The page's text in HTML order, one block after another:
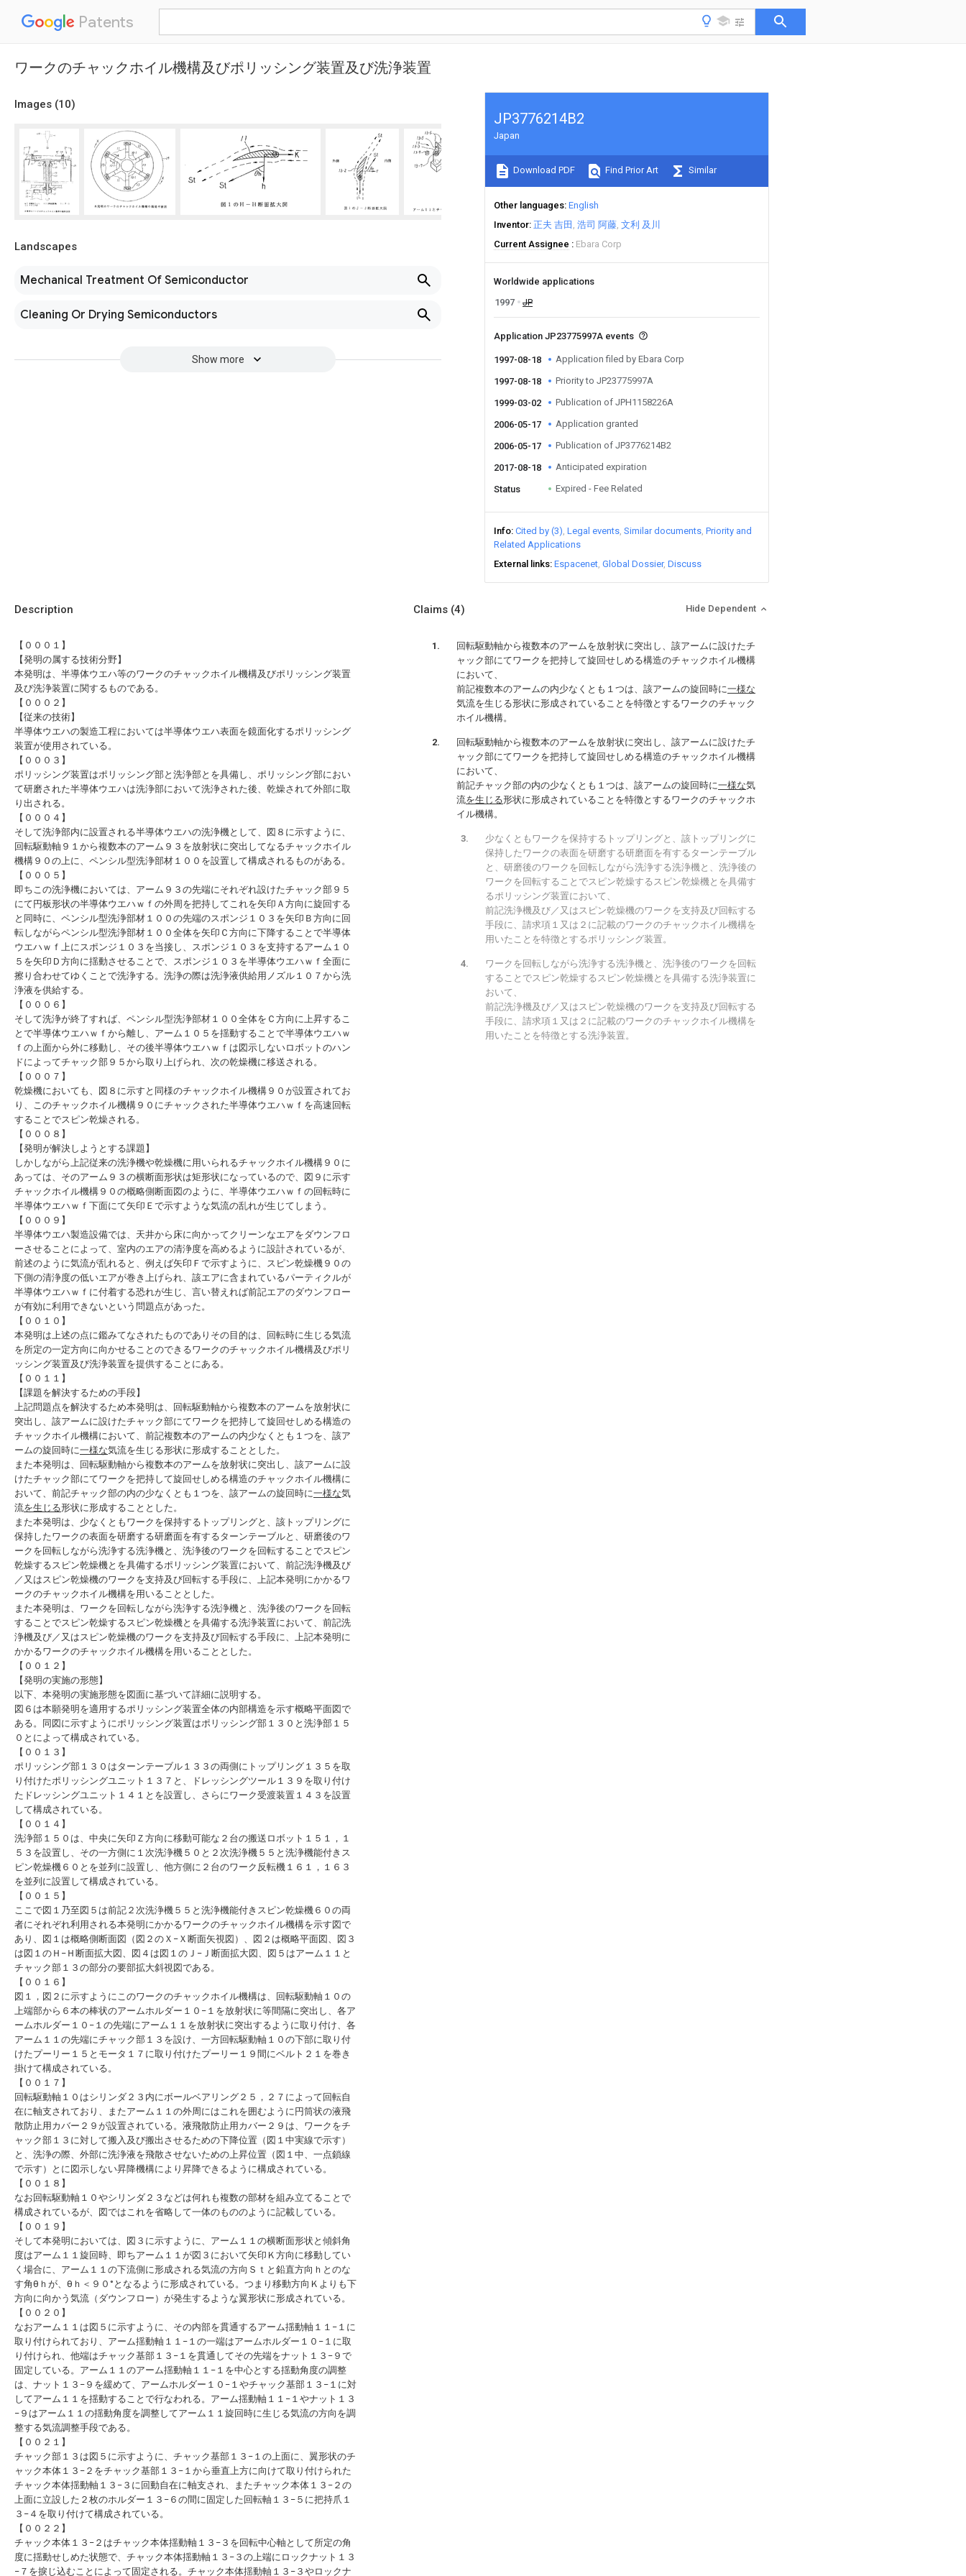
Patents
ワークのチャックホイル機構及びポリッシング装置及び洗浄装置
Images (10)
Landscapes
Mechanical Treatment Of Semiconductor
Cleaning Or Drying Semiconductors
Show more
JP3776214B2
Japan
Download PDF Find Prior Art Similar
Other languages English
Inventor 正夫 吉田 浩司 阿藤 文利 及川
Current Assignee
Ebara Corp
Worldwide applications
1997
JP
Application JP23775997A events
1997-08-18 Application filed by Ebara Corp
1997-08-18 Priority to JP23775997A
1999-03-02 Publication of JPH1158226A
2006-05-17 Application granted
2006-05-17 Publication of JP3776214B2
2017-08-18 Anticipated expiration
Status Expired - Fee Related
Info Cited by (3) Legal events Similar documents Priority and
Related Applications
External links Espacenet Global Dossier Discuss
Description
【０００１】
【発明の属する技術分野】
本発明は、半導体ウエハ等のワークのチャックホイル機構及びポリッシング装置
及び洗浄装置に関するものである。
【０００２】
【従来の技術】
半導体ウエハの製造工程においては半導体ウエハ表面を鏡面化するポリッシング
装置が使用されている。
【０００３】
ポリッシング装置はポリッシング部と洗浄部とを具備し、ポリッシング部におい
て研磨された半導体ウエハは洗浄部において洗浄された後、乾燥されて外部に取
り出される。
【０００４】
そして洗浄部内に設置される半導体ウエハの洗浄機として、図８に示すように、
回転駆動軸９１から複数本のアーム９３を放射状に突出してなるチャックホイル
機構９０の上に、ペンシル型洗浄部材１００を設置して構成されるものがある。
【０００５】
即ちこの洗浄機においては、アーム９３の先端にそれぞれ設けたチャック部９５
にて円板形状の半導体ウエハｗｆの外周を把持してこれを矢印Ａ方向に旋回する
と同時に、ペンシル型洗浄部材１００の先端のスポンジ１０３を矢印Ｂ方向に回
転しながらペンシル型洗浄部材１００全体を矢印Ｃ方向に下降することで半導体
ウエハｗｆ上にスポンジ１０３を当接し、スポンジ１０３を支持するアーム１０
５を矢印Ｄ方向に揺動させることで、スポンジ１０３を半導体ウエハｗｆ全面に
擦り合わせてゆくことで洗浄する。洗浄の際は洗浄液供給用ノズル１０７から洗
浄液を供給する。
【０００６】
そして洗浄が終了すれば、ペンシル型洗浄部材１００全体をＣ方向に上昇するこ
とで半導体ウエハｗｆから離し、アーム１０５を揺動することで半導体ウエハｗ
ｆの上面から外に移動し、その後半導体ウエハｗｆは図示しないロボットのハン
ドによってチャック部９５から取り上げられ、次の乾燥機に移送される。
【０００７】
乾燥機においても、図８に示すと同様のチャックホイル機構９０が設置されてお
り、このチャックホイル機構９０にチャックされた半導体ウエハｗｆを高速回転
することでスピン乾燥される。
【０００８】
【発明が解決しようとする課題】
しかしながら上記従来の洗浄機や乾燥機に用いられるチャックホイル機構９０に
あっては、そのアーム９３の横断面形状は矩形状になっているので、図９に示す
チャックホイル機構９０の概略側断面図のように、半導体ウエハｗｆの回転時に
半導体ウエハｗｆ下面にて矢印Ｅで示すような気流の乱れが生じてしまう。
【０００９】
半導体ウエハ製造設備では、天井から床に向かってクリーンなエアをダウンフロ
ーさせることによって、室内のエアの清浄度を高めるように設計されているが、
前述のように気流が乱れると、例えば矢印Ｆで示すように、スピン乾燥機９０の
下側の清浄度の低いエアが巻き上げられ、該エアに含まれているパーティクルが
半導体ウエハｗｆに付着する恐れが生じ、言い替えれば前記エアのダウンフロー
が有効に利用できないという問題点があった。
【００１０】
本発明は上述の点に鑑みてなされたものでありその目的は、回転時に生じる気流
を所定の一定方向に向かせることのできるワークのチャックホイル機構及びポリ
ッシング装置及び洗浄装置を提供することにある。
【００１１】
【課題を解決するための手段】
上記問題点を解決するため本発明は、回転駆動軸から複数本のアームを放射状に
突出し、該アームに設けたチャック部にてワークを把持して旋回せしめる構造の
チャックホイル機構において、前記複数本のアームの内少なくとも１つを、該ア
ームの旋回時に一様な気流を生じる形状に形成することとした。
また本発明は、回転駆動軸から複数本のアームを放射状に突出し、該アームに設
けたチャック部にてワークを把持して旋回せしめる構造のチャックホイル機構に
おいて、前記チャック部の内の少なくとも１つを、該アームの旋回時に一様な気
流を生じる形状に形成することとした。
また本発明は、少なくともワークを保持するトップリングと、該トップリングに
保持したワークの表面を研磨する研磨面を有するターンテーブルと、研磨後のワ
ークを回転しながら洗浄する洗浄機と、洗浄後のワークを回転することでスピン
乾燥するスピン乾燥機とを具備するポリッシング装置において、前記洗浄機及び
／又はスピン乾燥機のワークを支持及び回転する手段に、上記本発明にかかるワ
ークのチャックホイル機構を用いることとした。
また本発明は、ワークを回転しながら洗浄する洗浄機と、洗浄後のワークを回転
することでスピン乾燥するスピン乾燥機とを具備する洗浄装置において、前記洗
浄機及び／又はスピン乾燥機のワークを支持及び回転する手段に、上記本発明に
かかるワークのチャックホイル機構を用いることとした。
【００１２】
【発明の実施の形態】
以下、本発明の実施形態を図面に基づいて詳細に説明する。
図６は本願発明を適用するポリッシング装置全体の内部構造を示す概略平面図で
ある。同図に示すようにポリッシング装置はポリッシング部１３０と洗浄部１５
０とによって構成されている。
【００１３】
ポリッシング部１３０はターンテーブル１３３の両側にトップリング１３５を取
り付けたポリッシングユニット１３７と、ドレッシングツール１３９を取り付け
たドレッシングユニット１４１とを設置し、さらにワーク受渡装置１４３を設置
して構成されている。
【００１４】
洗浄部１５０は、中央に矢印Ｚ方向に移動可能な２台の搬送ロボット１５１，１
５３を設置し、その一方側に１次洗浄機５０と２次洗浄機５５と洗浄機能付きス
ピン乾燥機６０とを並列に設置し、他方側に２台のワーク反転機１６１，１６３
を並列に設置して構成されている。
【００１５】
ここで図１乃至図５は前記２次洗浄機５５と洗浄機能付きスピン乾燥機６０の両
者にそれぞれ利用される本発明にかかるワークのチャックホイル機構を示す図で
あり、図１は概略側断面図（図２のＸ−Ｘ断面矢視図）、図２は概略平面図、図３
は図１のＨ−Ｈ断面拡大図、図４は図１のＪ−Ｊ断面拡大図、図５はアーム１１と
チャック部１３の部分の要部拡大斜視図である。
【００１６】
図１，図２に示すようにこのワークのチャックホイル機構は、回転駆動軸１０の
上端部から６本の棒状のアームホルダー１０−１を放射状に等間隔に突出し、各ア
ームホルダー１０−１の先端にアーム１１を放射状に突出するように取り付け、各
アーム１１の先端にチャック部１３を設け、一方回転駆動軸１０の下部に取り付
けたプーリー１５とモータ１７に取り付けたプーリー１９間にベルト２１を巻き
掛けて構成されている。
【００１７】
回転駆動軸１０はシリンダ２３内にボールベアリング２５，２７によって回転自
在に軸支されており、またアーム１１の外周にはこれを囲むように円筒状の液飛
散防止用カバー２９が設置されている。液飛散防止用カバー２９は、ワークをチ
ャック部１３に対して搬入及び搬出させるための下降位置（図１中実線で示す）
と、洗浄の際、外部に洗浄液を飛散させないための上昇位置（図１中、一点鎖線
で示す）とに図示しない昇降機構により昇降できるように構成されている。
【００１８】
なお回転駆動軸１０やシリンダ２３などは何れも複数の部材を組み立てることで
構成されているが、図ではこれを省略して一体のもののように記載している。
【００１９】
そして本発明においては、図３に示すように、アーム１１の横断面形状と傾斜角
度はアーム１１旋回時、即ちアーム１１が図３において矢印Ｋ方向に移動してい
く場合に、アーム１１の下流側に形成される気流の方向Ｓｔと鉛直方向ｈとのな
す角θｈが、θｈ＜９０°となるように形成されている。つまり移動方向Ｋよりも下
方向に向かう気流（ダウンフロー）が発生するような翼形状に形成されている。
【００２０】
なおアーム１１は図５に示すように、その内部を貫通するアーム揺動軸１１−１に
取り付けられており、アーム揺動軸１１−１の一端はアームホルダー１０−１に取
り付けられ、他端はチャック基部１３−１を貫通してその先端をナット１３−９で
固定している。アーム１１のアーム揺動軸１１−１を中心とする揺動角度の調整
は、ナット１３−９を緩めて、アームホルダー１０−１やチャック基部１３−１に対
してアーム１１を揺動することで行なわれる。アーム揺動軸１１−１やナット１３
−９はアーム１１の揺動角度を調整してアーム１１旋回時に生じる気流の方向を調
整する気流調整手段である。
【００２１】
チャック部１３は図５に示すように、チャック基部１３−１の上面に、翼形状のチ
ャック本体１３−２をチャック基部１３−１から垂直上方に向けて取り付けられた
チャック本体揺動軸１３−３に回動自在に軸支され、またチャック本体１３−２の
上面に立設した２枚のホルダー１３−６の間に固定した回転軸１３−５に把持爪１
３−４を取り付けて構成されている。
【００２２】
チャック本体１３−２はチャック本体揺動軸１３−３を回転中心軸として所定の角
度に揺動せしめた状態で、チャック本体揺動軸１３−３の上端にロックナット１３
−７を捩じ込むことによって固定される。チャック本体揺動軸１３−３やロックナ
Claims (4) Hide Dependent
回転駆動軸から複数本のアームを放射状に突出し、該アームに設けたチ
ャック部にてワークを把持して旋回せしめる構造のチャックホイル機構
において、
前記複数本のアームの内少なくとも１つは、該アームの旋回時に一様な
気流を生じる形状に形成されていることを特徴とするワークのチャック
ホイル機構。
回転駆動軸から複数本のアームを放射状に突出し、該アームに設けたチ
ャック部にてワークを把持して旋回せしめる構造のチャックホイル機構
において、
前記チャック部の内の少なくとも１つは、該アームの旋回時に一様な気
流を生じる形状に形成されていることを特徴とするワークのチャックホ
イル機構。
少なくともワークを保持するトップリングと、該トップリングに
保持したワークの表面を研磨する研磨面を有するターンテーブル
と、研磨後のワークを回転しながら洗浄する洗浄機と、洗浄後の
ワークを回転することでスピン乾燥するスピン乾燥機とを具備す
るポリッシング装置において、
前記洗浄機及び／又はスピン乾燥機のワークを支持及び回転する
手段に、請求項１又は２に記載のワークのチャックホイル機構を
用いたことを特徴とするポリッシング装置。
ワークを回転しながら洗浄する洗浄機と、洗浄後のワークを回転
することでスピン乾燥するスピン乾燥機とを具備する洗浄装置に
おいて、
前記洗浄機及び／又はスピン乾燥機のワークを支持及び回転する
手段に、請求項１又は２に記載のワークのチャックホイル機構を
用いたことを特徴とする洗浄装置。